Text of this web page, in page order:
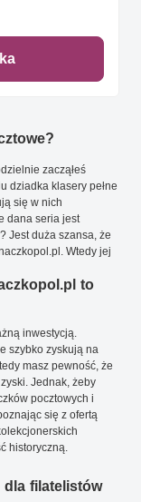
zacząłeś
dziadka klasery pełne
się w nich
dana seria jest
Jest duża szansa, że
Wtedy jej
to
inwestycją.
szybko zyskują na
masz pewność, że
Jednak, żeby
pocztowych i
się z ofertą
historyczną.
filatelistów